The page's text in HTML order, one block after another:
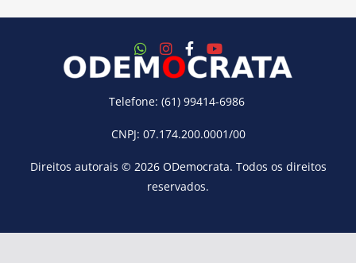
Telefone: (61) 99414-6986
CNPJ: 07.174.200.0001/00
Direitos autorais © 2026 ODemocrata. Todos os direitos
reservados.